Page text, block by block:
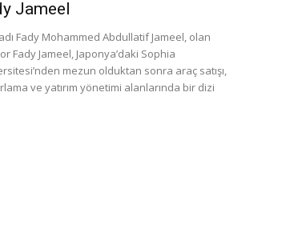
Jameel
Fady Mohammed Abdullatif Jameel, olan
Fady Jameel, Japonya’daki Sophia
mezun olduktan sonra araç satışı,
ve yatırım yönetimi alanlarında bir dizi